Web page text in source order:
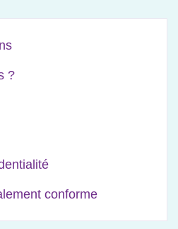
?
conforme